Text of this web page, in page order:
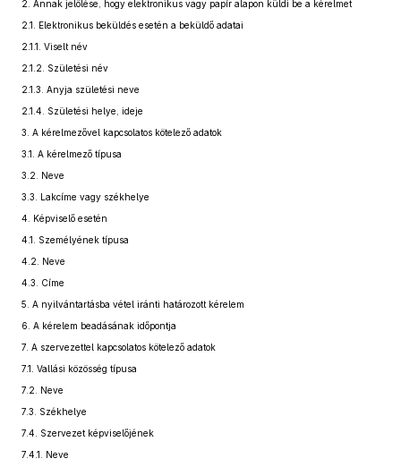
2. Annak jelölése, hogy elektronikus vagy papír alapon küldi be a kérelmet
2.1.
Elektronikus beküldés esetén a beküldő adatai
2.1.1. Viselt név
2.1.2.
Születési név
2.1.3. Anyja születési neve
2.1.4.
Születési helye, ideje
3. A kérelmezővel kapcsolatos kötelező adatok
3.1. A kérelmező típusa
3.2.
Neve
3.3.
Lakcíme vagy székhelye
4.
Képviselő esetén
4.1.
Személyének típusa
4.2.
Neve
4.3.
Címe
5. A nyilvántartásba vétel iránti határozott kérelem
6. A kérelem beadásának időpontja
7. A szervezettel kapcsolatos kötelező adatok
7.1. Vallási közösség típusa
7.2.
Neve
7.3.
Székhelye
7.4.
Szervezet képviselőjének
7.4.1.
Neve